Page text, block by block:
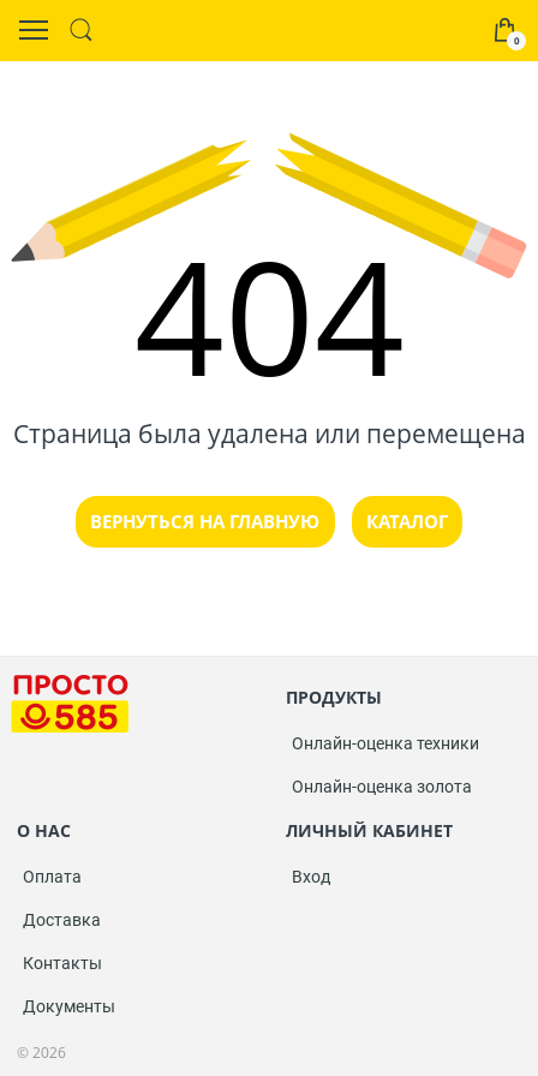
0
404
Страница была удалена или перемещена
ВЕРНУТЬСЯ НА ГЛАВНУЮ КАТАЛОГ
ПРОДУКТЫ
Онлайн-оценка техники
Онлайн-оценка золота
О НАС
Оплата
Доставка
Контакты
Документы
ЛИЧНЫЙ КАБИНЕТ
Вход
© 2026